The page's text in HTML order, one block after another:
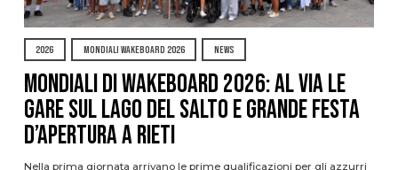
2026 MONDIALI WAKEBOARD 2026 NEWS
Mondiali di Wakeboard 2026: al via le
gare sul Lago del Salto e grande festa
d’apertura a Rieti
Nella prima giornata arrivano le prime qualificazioni per gli azzurri